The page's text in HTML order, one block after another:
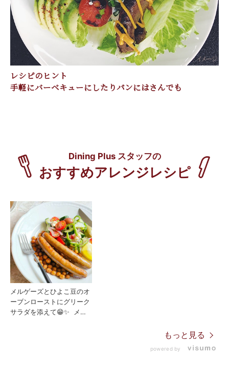
レシピのヒント
手軽にバーベキューにしたりパンにはさんでも
メルゲーズとひよこ豆のオ
ーブンローストにグリーク
サラダを添えて😁✨️ メル
もっと見る
powered by